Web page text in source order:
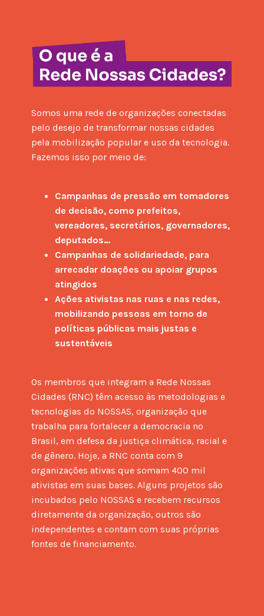
Somos uma rede de organizações conectadas
pelo desejo de transformar nossas cidades
pela mobilização popular e uso da tecnologia.
Fazemos isso por meio de:
Campanhas de pressão em tomadores
de decisão, como prefeitos,
vereadores, secretários, governadores,
deputados…
Campanhas de solidariedade, para
arrecadar doações ou apoiar grupos
atingidos
Ações ativistas nas ruas e nas redes,
mobilizando pessoas em torno de
políticas públicas mais justas e
sustentáveis
Os membros que integram a Rede Nossas
Cidades (RNC) têm acesso às metodologias e
tecnologias do NOSSAS, organização que
trabalha para fortalecer a democracia no
Brasil, em defesa da justiça climática, racial e
de gênero. Hoje, a RNC conta com 9
organizações ativas que somam 400 mil
ativistas em suas bases. Alguns projetos são
incubados pelo NOSSAS e recebem recursos
diretamente da organização, outros são
independentes e contam com suas próprias
fontes de financiamento.